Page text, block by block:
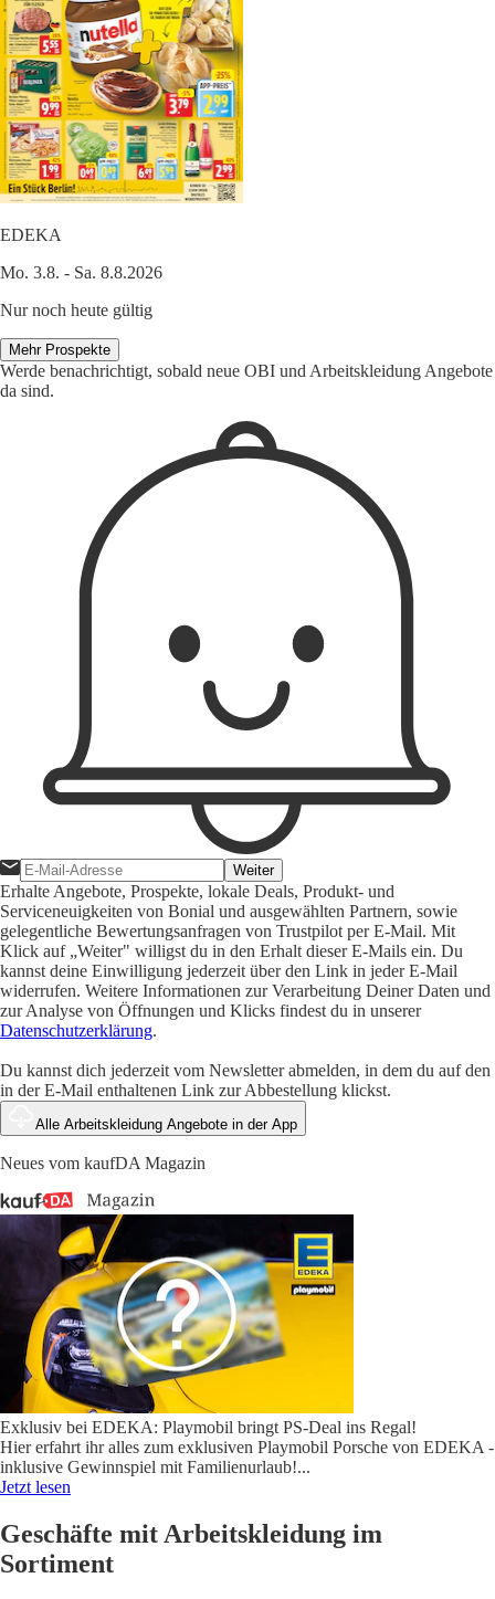
EDEKA
Mo. 3.8. - Sa. 8.8.2026
Nur noch heute gültig
Mehr Prospekte
Werde benachrichtigt, sobald neue OBI und Arbeitskleidung Angebote
da sind.
Weiter
Erhalte Angebote, Prospekte, lokale Deals, Produkt- und
Serviceneuigkeiten von Bonial und ausgewählten Partnern, sowie
gelegentliche Bewertungsanfragen von Trustpilot per E-Mail. Mit
Klick auf „Weiter" willigst du in den Erhalt dieser E-Mails ein. Du
kannst deine Einwilligung jederzeit über den Link in jeder E-Mail
widerrufen. Weitere Informationen zur Verarbeitung Deiner Daten und
zur Analyse von Öffnungen und Klicks findest du in unserer
Datenschutzerklärung.
Du kannst dich jederzeit vom Newsletter abmelden, in dem du auf den
in der E-Mail enthaltenen Link zur Abbestellung klickst.
Alle Arbeitskleidung Angebote in der App
Neues vom kaufDA Magazin
Exklusiv bei EDEKA: Playmobil bringt PS-Deal ins Regal!
Hier erfahrt ihr alles zum exklusiven Playmobil Porsche von EDEKA -
inklusive Gewinnspiel mit Familienurlaub!...
Jetzt lesen
Geschäfte mit Arbeitskleidung im
Sortiment